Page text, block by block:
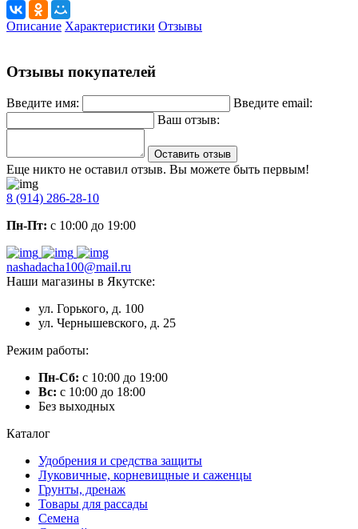
Описание Характеристики Отзывы
Отзывы покупателей
Введите имя:
Введите email:
Ваш отзыв:
Оставить отзыв
Еще никто не оставил отзыв. Вы можете быть первым!
8 (914) 286-28-10
Пн-Пт: с 10:00 до 19:00
nashadacha100@mail.ru
Наши магазины в Якутске:
ул. Горького, д. 100
ул. Чернышевского, д. 25
Режим работы:
Пн-Сб: с 10:00 до 19:00
Вс: с 10:00 до 18:00
Без выходных
Каталог
Удобрения и средства защиты
Луковичные, корневищные и саженцы
Грунты, дренаж
Товары для рассады
Семена